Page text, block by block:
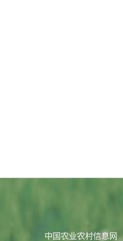
中国农业农村信息网